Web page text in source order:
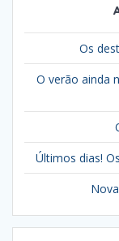
Os
O verão ainda
Últimos dias!